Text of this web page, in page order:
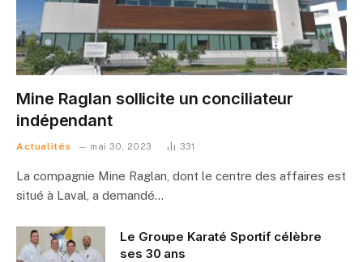
Mine Raglan sollicite un conciliateur
indépendant
Actualités mai 30, 2023 331
La compagnie Mine Raglan, dont le centre des affaires est
situé à Laval, a demandé…
Le Groupe Karaté Sportif célèbre
ses 30 ans